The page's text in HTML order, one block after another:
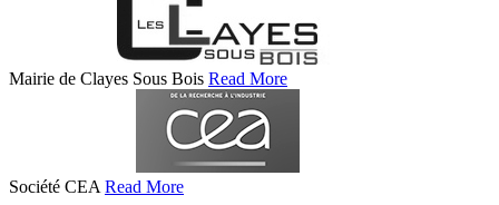
Mairie de Clayes Sous Bois Read More
Société CEARead More